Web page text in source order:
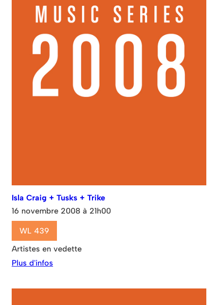
Isla Craig + Tusks + Trike
16 novembre 2008 à 21h00
WL 439
Artistes en vedette
Plus d'infos